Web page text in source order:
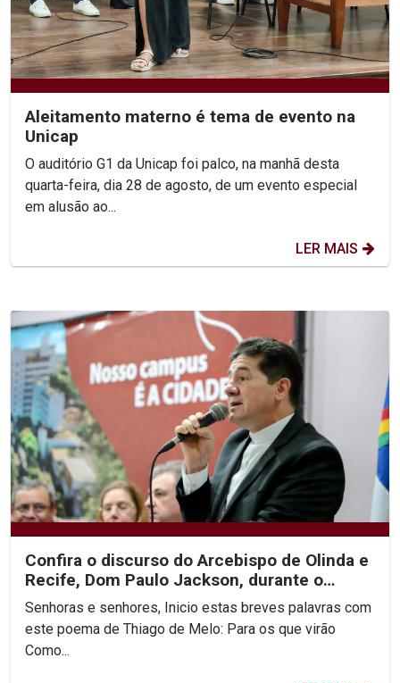
Aleitamento materno é tema de evento na
Unicap
O auditório G1 da Unicap foi palco, na manhã desta
quarta-feira, dia 28 de agosto, de um evento especial
em alusão ao...
LER MAIS
Confira o discurso do Arcebispo de Olinda e
Recife, Dom Paulo Jackson, durante o
encerramento da...
Senhoras e senhores, Inicio estas breves palavras com
este poema de Thiago de Melo: Para os que virão
Como...